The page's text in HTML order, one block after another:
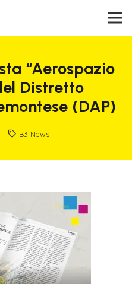
“Aerospazio
Distretto
(DAP)
B3 News